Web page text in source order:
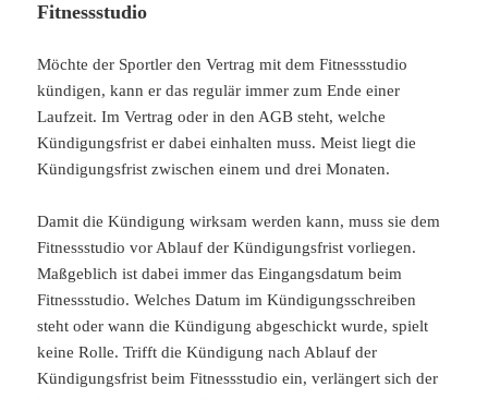
Fitnessstudio
Möchte der Sportler den Vertrag mit dem Fitnessstudio
kündigen, kann er das regulär immer zum Ende einer
Laufzeit. Im Vertrag oder in den AGB steht, welche
Kündigungsfrist er dabei einhalten muss. Meist liegt die
Kündigungsfrist zwischen einem und drei Monaten.
Damit die Kündigung wirksam werden kann, muss sie dem
Fitnessstudio vor Ablauf der Kündigungsfrist vorliegen.
Maßgeblich ist dabei immer das Eingangsdatum beim
Fitnessstudio. Welches Datum im Kündigungsschreiben
steht oder wann die Kündigung abgeschickt wurde, spielt
keine Rolle. Trifft die Kündigung nach Ablauf der
Kündigungsfrist beim Fitnessstudio ein, verlängert sich der